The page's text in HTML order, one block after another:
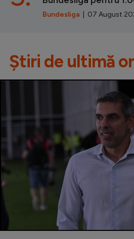
Bundesliga | 07 August
Știri de ultimă